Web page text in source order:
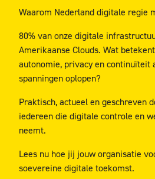
Waarom Nederland digitale regie
80% van onze digitale
Amerikaanse Clouds. Wat
autonomie, privacy en continuïteit
spanningen oplopen?
Praktisch, actueel en geschreven
iedereen die digitale controle en
neemt.
Lees nu hoe jij jouw organisatie
soevereine digitale toekomst.